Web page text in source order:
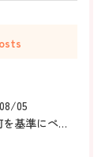
05
皆様は何を基準にペット葬儀社を選びますか？